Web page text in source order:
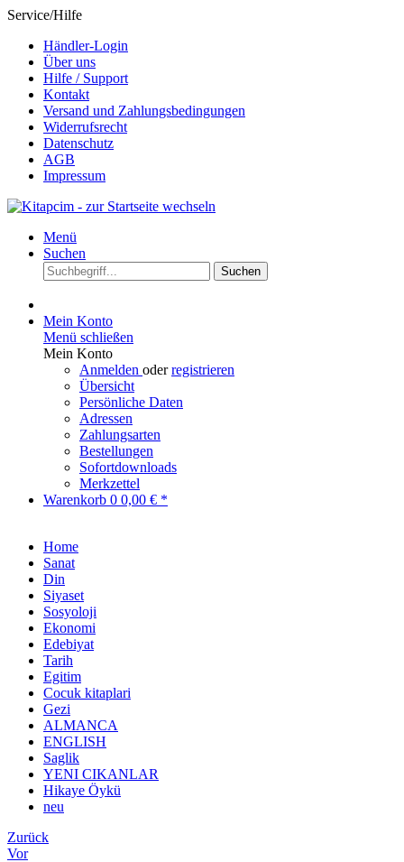
Service/Hilfe
Händler-Login
Über uns
Hilfe / Support
Kontakt
Versand und Zahlungsbedingungen
Widerrufsrecht
Datenschutz
AGB
Impressum
Menü
Suchen
Suchen
Mein Konto
Menü schließen
Mein Konto
Anmelden oderregistrieren
Übersicht
Persönliche Daten
Adressen
Zahlungsarten
Bestellungen
Sofortdownloads
Merkzettel
Warenkorb 0 0,00 € *
Home
Sanat
Din
Siyaset
Sosyoloji
Ekonomi
Edebiyat
Tarih
Egitim
Cocuk kitaplari
Gezi
ALMANCA
ENGLISH
Saglik
YENI CIKANLAR
Hikaye Öykü
neu
Zurück
Vor